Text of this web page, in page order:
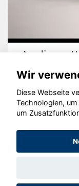
Audi
©
Wir
Diese Webseite
Technologien,
um